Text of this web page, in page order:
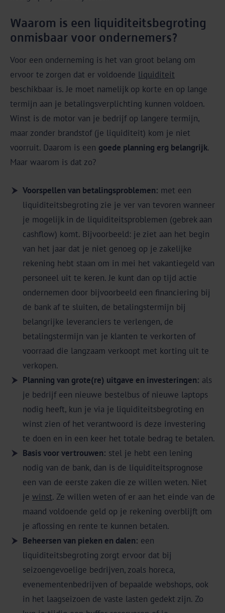
Waarom is een liquiditeitsbegroting
onmisbaar voor ondernemers?
Voor een onderneming is het van groot belang om
ervoor te zorgen dat er voldoende liquiditeit
beschikbaar is. Je moet namelijk op korte en op lange
termijn aan je betalingsverplichting kunnen voldoen.
Winst is de motor van je bedrijf op langere termijn,
maar zonder brandstof (je liquiditeit) kom je niet
voorruit. Daarom is een goede planning erg belangrijk.
Maar waarom is dat zo?
Voorspellen van betalingsproblemen: met een
liquiditeitsbegroting zie je ver van tevoren wanneer
je mogelijk in de liquiditeitsproblemen (gebrek aan
cashflow) komt. Bijvoorbeeld: je ziet aan het begin
van het jaar dat je niet genoeg op je zakelijke
rekening hebt staan om in mei het vakantiegeld van
personeel uit te keren. Je kunt dan op tijd actie
ondernemen door bijvoorbeeld een financiering bij
de bank af te sluiten, de betalingstermijn bij
belangrijke leveranciers te verlengen, de
betalingstermijn van je klanten te verkorten of
voorraad die langzaam verkoopt met korting uit te
verkopen.
Planning van grote(re) uitgave en investeringen: als
je bedrijf een nieuwe bestelbus of nieuwe laptops
nodig heeft, kun je via je liquiditeitsbegroting en
winst zien of het verantwoord is deze investering
te doen en in een keer het totale bedrag te betalen.
Basis voor vertrouwen: stel je hebt een lening
nodig van de bank, dan is de liquiditeitsprognose
een van de eerste zaken die ze willen weten. Niet
je winst. Ze willen weten of er aan het einde van de
maand voldoende geld op je rekening overblijft om
je aflossing en rente te kunnen betalen.
Beheersen van pieken en dalen: een
liquiditeitsbegroting zorgt ervoor dat bij
seizoengevoelige bedrijven, zoals horeca,
evenementenbedrijven of bepaalde webshops, ook
in het laagseizoen de vaste lasten gedekt zijn. Zo